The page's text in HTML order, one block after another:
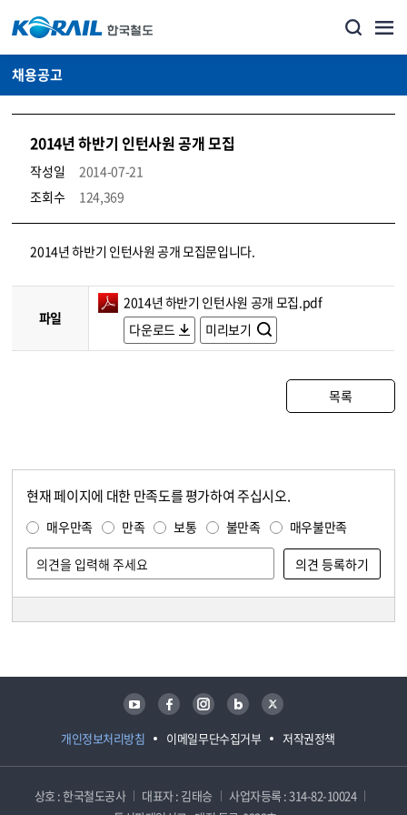
채용공고
2014년 하반기 인턴사원 공개 모집
작성일
2014-07-21
조회수
124,369
코레일소개_경영공시_채용공고 상세보기 – 내용, 파일, 담당자 연락처로 구성
2014년 하반기 인턴사원 공개 모집문입니다.
파일
2014년 하반기 인턴사원 공개 모집.pdf
다운로드
미리보기
목록
현재 페이지에 대한 만족도를 평가하여 주십시오.
매우만족 만족 보통 불만족 매우불만족
개인정보처리방침 이메일무단수집거부 저작권정책
유튜브 페이스북 인스타그램 블로그 트위터
상호 : 한국철도공사 대표자 : 김태승
사업자등록 : 314-82-10024